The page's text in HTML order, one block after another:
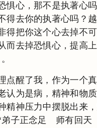
惧心，那不是执著心
得去你的执著心吗？越
得把你这个心去掉不
而去掉恐惧心，提高上
。
点醒了我，作为一个
认为是病，精神和物
精神压力中摆脱出来
弟子正念足 师有回天